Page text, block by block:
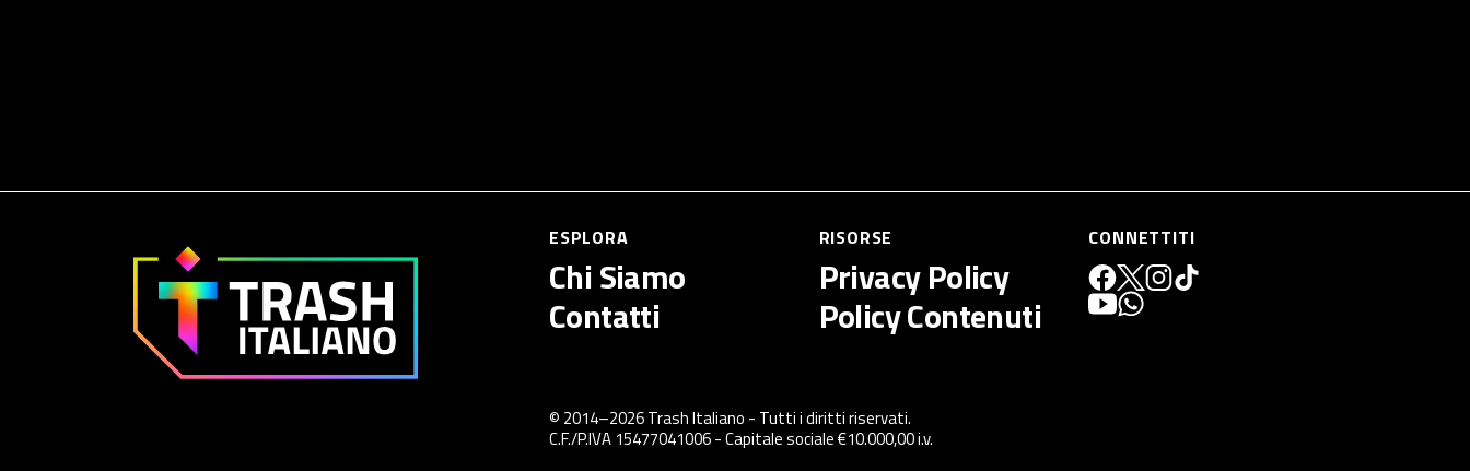
ESPLORA
Chi Siamo
Contatti
RISORSE
Privacy Policy
Policy Contenuti
CONNETTITI
© 2014–2026Trash Italiano - Tutti i diritti riservati.
C.F./P.IVA 15477041006 - Capitale sociale €10.000,00 i.v.